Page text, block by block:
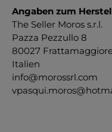
Angaben zum
The Seller Moros s.r.l.
Pazza Pezzullo 8
80027
Italien
info@morossrl.com